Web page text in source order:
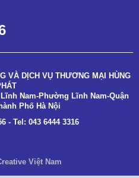
VÀ DỊCH VỤ THƯƠNG MẠI HÙNG
Nam-Phường Lĩnh Nam-Quận
Phố Hà Nội
- Tel: 043 6444 3316
Việt Nam